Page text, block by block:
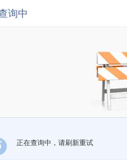
询中
正在查询中，请刷新重试